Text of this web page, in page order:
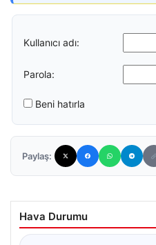
Kullanıcı adı:
Parola:
Beni hatırla
Paylaş:
Hava Durumu